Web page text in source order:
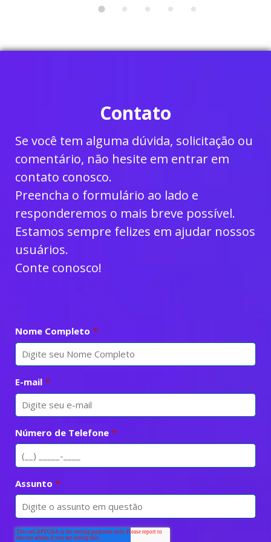
Contato
Se você tem alguma dúvida, solicitação ou
comentário, não hesite em entrar em
contato conosco.
Preencha o formulário ao lado e
responderemos o mais breve possível.
Estamos sempre felizes em ajudar nossos
usuários.
Conte conosco!
Nome Completo *
E-mail *
Número de Telefone *
Assunto *